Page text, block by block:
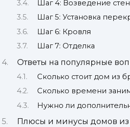
Шаг 4: Возведение стен
Шаг 5: Установка
Шаг 6: Кровля
Шаг 7: Отделка
Ответы на популярные
Сколько стоит дом из
Сколько времени
Нужно ли
Плюсы и минусы домов из